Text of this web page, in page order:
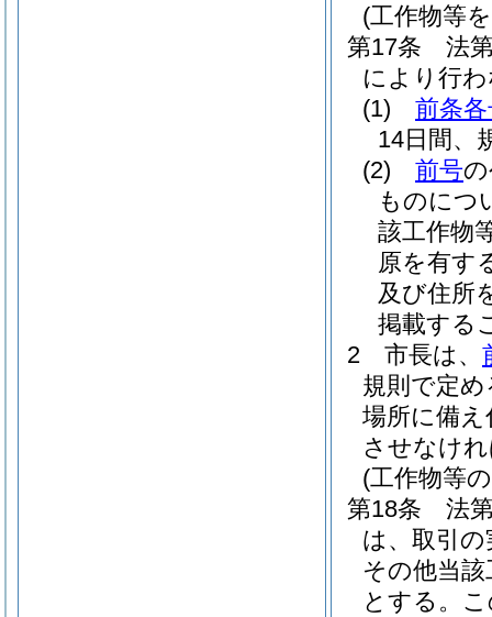
(工作物等
第17条
法
により行
(1)
前条
14日間、
(2)
前号
ものにつ
該工作物
原を有す
及び住所
掲載する
2
市長は、
規則で定
場所に備
させなけ
(工作物等
第18条
法
は、取引
その他当
とする。